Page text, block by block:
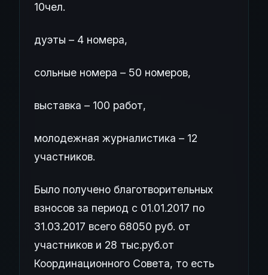
10чел.
дуэты – 4 номера,
сольные номера – 50 номеров,
выставка – 100 работ,
молодежная журналистика – 12
участников.
Было получено благотворительных
взносов за период с 01.01.2017 по
31.03.2017 всего 68050 руб. от
участников и 28 тыс.руб.от
Координационного Совета, то есть